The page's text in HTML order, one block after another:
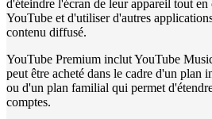
d'éteindre l'écran de leur appareil tout
YouTube et d'utiliser d'autres
contenu diffusé.
YouTube Premium inclut YouTube
peut être acheté dans le cadre d'un plan
ou d'un plan familial qui permet
comptes.